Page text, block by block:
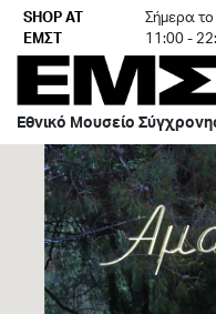
Skip
content
SHOP AT
ΕΜΣΤ
Σήμερα το
11:00 -
Εθνικό Μουσείο